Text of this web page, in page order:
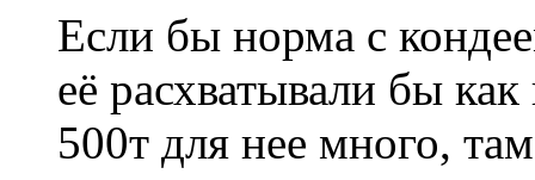
Если бы норма с
её расхватывали бы
500т для нее много,